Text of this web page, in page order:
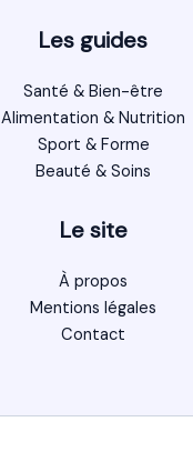
Les guides
Santé & Bien-être
Alimentation & Nutrition
Sport & Forme
Beauté & Soins
Le site
À propos
Mentions légales
Contact